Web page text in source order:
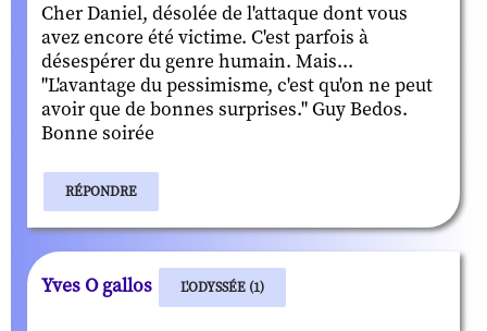
Cher Daniel, désolée de l'attaque dont vous
avez encore été victime. C'est parfois à
désespérer du genre humain. Mais...
"L'avantage du pessimisme, c'est qu'on ne peut
avoir que de bonnes surprises." Guy Bedos.
Bonne soirée
RÉPONDRE
Yves O gallos L'ODYSSÉE (1)